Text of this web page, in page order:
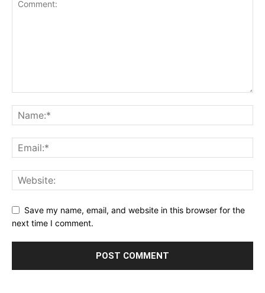
Save my name, email, and website in this browser for the
next time I comment.